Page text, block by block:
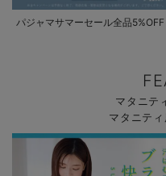
パジャマサマーセール全品5%OFF
マタニテ
マタニテ